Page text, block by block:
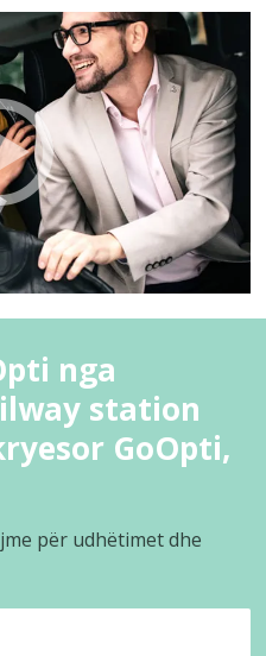
nga
station
GoOpti,
për udhëtimet dhe